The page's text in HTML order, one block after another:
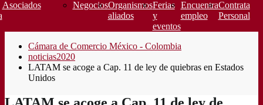
Asociados
NegociosOrganismos
aliados
Ferias
y
eventos
Encuentra
empleo
Contrata
Personal
Cámara de Comercio México - Colombia
noticias2020
LATAM se acoge a Cap. 11 de ley de quiebras en Estados
Unidos